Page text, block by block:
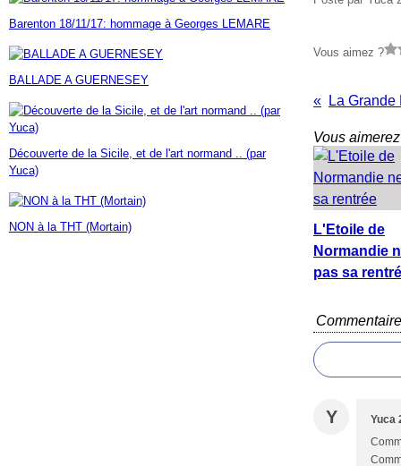
Janvier(7)
Février(9)
Janvier(18)
Mars(60)
Février(24)
Janvier(23)
Avril(14)
Mars (17)
Février(46)
Janvier (35)
Barenton 18/11/17: hommage à Georges LEMARE
BALLADE A GUERNESEY
Découverte de la Sicile, et de l'art normand .. (par
Yuca)
NON à la THT (Mortain)
Vous aimez ?
Vous
L'Etoile de
Normandie
pas sa
Y Yuca